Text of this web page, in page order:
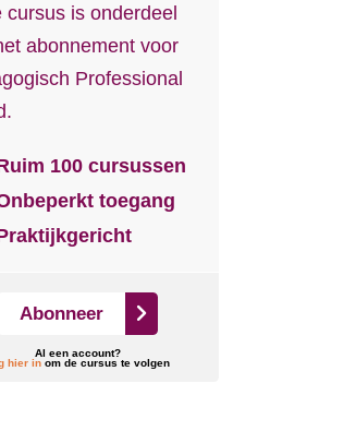
cursus is onderdeel
abonnement voor
Professional
100 cursussen
toegang
Abonneer
Al een account?
hier in om de cursus te volgen